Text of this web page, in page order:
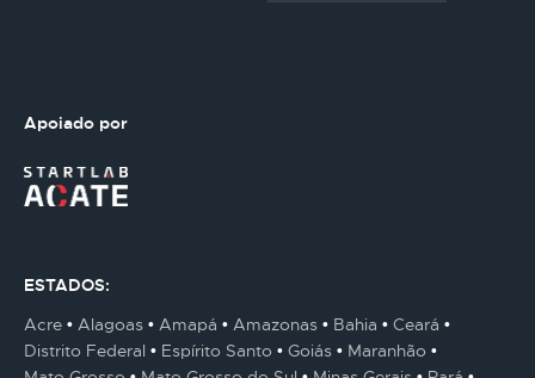
Apoiado por
ESTADOS:
Acre
Alagoas Amapá Amazonas Bahia
Ceará
Distrito Federal
Espírito Santo Goiás
Maranhão